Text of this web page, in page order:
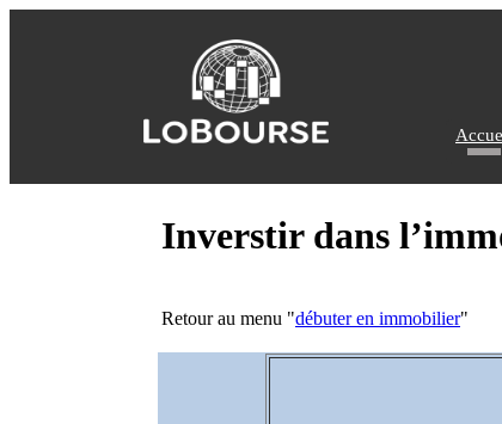
Inverstir dans
Retour au menu "débuter en immobilier"